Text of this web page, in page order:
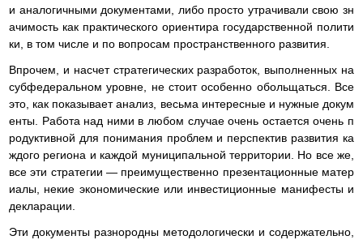
и аналогичными документами, либо просто утрачивали свою зн
ачимость как практического ориентира государственной полити
ки, в том числе и по вопросам пространственного развития.
Впрочем, и насчет стратегических разработок, выполненных на
субфедеральном уровне, не стоит особенно обольщаться. Все
это, как показывает анализ, весьма интересные и нужные докум
енты. Работа над ними в любом случае очень остается очень п
родуктивной для понимания проблем и перспектив развития ка
ждого региона и каждой муниципальной территории. Но все же,
все эти стратегии — преимущественно презентационные матер
иалы, некие экономические или инвестиционные манифесты и
декларации.
Эти документы разнородны методологически и содержательно,